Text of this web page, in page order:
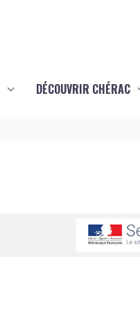
DÉCOUVRIR CHÉRAC